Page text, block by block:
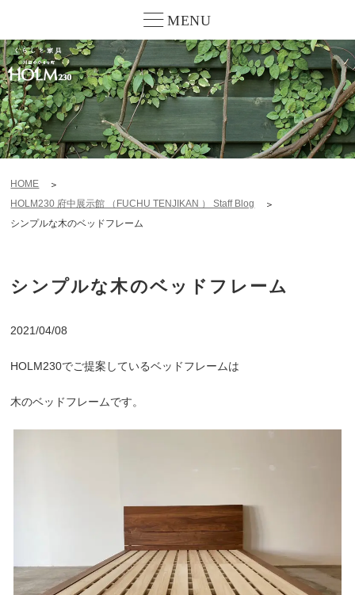
MENU
HOME
HOLM230 府中展示館 （FUCHU TENJIKAN ） Staff Blog
シンプルな木のベッドフレーム
シンプルな木のベッドフレーム
2021/04/08
HOLM230でご提案しているベッドフレームは
木のベッドフレームです。